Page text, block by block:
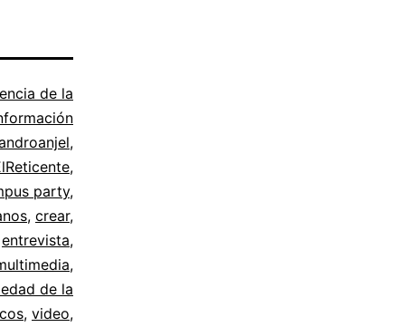
de la
,
,
party,
, crear,
entrevista,
,
de la
, video,